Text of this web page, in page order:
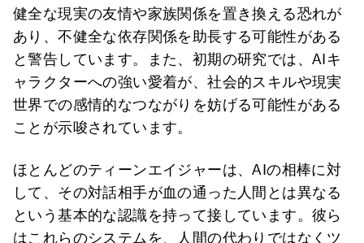
健全な現実の友情や家族関係を置き換える恐れが
あり、不健全な依存関係を助長する可能性がある
と警告しています。また、初期の研究では、AIキ
ャラクターへの強い愛着が、社会的スキルや現実
世界での感情的なつながりを妨げる可能性がある
ことが示唆されています。
ほとんどのティーンエイジャーは、AIの相棒に対
して、その対話相手が血の通った人間とは異なる
という基本的な認識を持って接しています。彼ら
はこれらのシステムを、人間の代わりではなくツ